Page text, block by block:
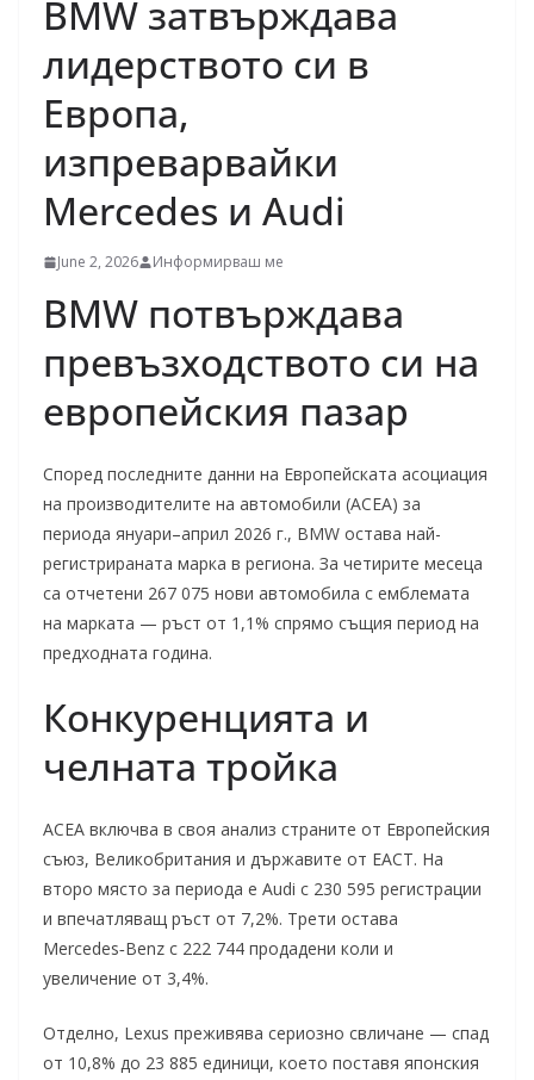
BMW затвърждава
лидерството си в
Европа,
изпреварвайки
Mercedes и Audi
June 2, 2026 Информирваш ме
BMW потвърждава
превъзходството си на
европейския пазар
Според последните данни на Европейската асоциация
на производителите на автомобили (ACEA) за
периода януари–април 2026 г., BMW остава най-
регистрираната марка в региона. За четирите месеца
са отчетени 267 075 нови автомобила с емблемата
на марката — ръст от 1,1% спрямо същия период на
предходната година.
Конкуренцията и
челната тройка
ACEA включва в своя анализ страните от Европейския
съюз, Великобритания и държавите от ЕАСТ. На
второ място за периода е Audi с 230 595 регистрации
и впечатляващ ръст от 7,2%. Трети остава
Mercedes‑Benz с 222 744 продадени коли и
увеличение от 3,4%.
Отделно, Lexus преживява сериозно свличане — спад
от 10,8% до 23 885 единици, което поставя японския